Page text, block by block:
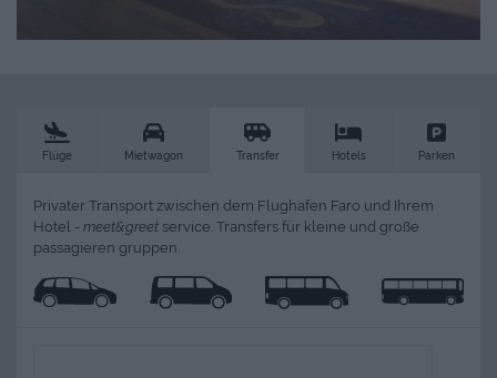
Flüge Mietwagon Transfer Hotels Parken
Privater Transport zwischen dem Flughafen Faro und Ihrem
Hotel -meet&greet service. Transfers für kleine und große
passagieren gruppen.